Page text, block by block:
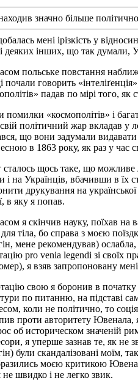
значно більше
мені ірізкість у
деяких інших, що так думали,
польське повстання
почали говорить
падав по мірі того,
помилки «космополітів» і
політичний жар вкладав у
що вони задумали
в 1863 року, як раз у час
сталось щось таке, що
і на Українців, вбачивши в їх
друкування на
в яку я попав.
я скінчив науку, поїхав на
для тіла, бо справа з моєю
мене рекомендував)
pro venia legendi зі своїх
я взяв запропоновану мені
свою я боронив в початку
по питанню, на підставі
коли не політично, то
проти авторитету Ювенала,
об историческом значеній
я уперше зазнав те, як не
були скандалізовані моїм,
моєю критикою
не швидко і не легко звик.